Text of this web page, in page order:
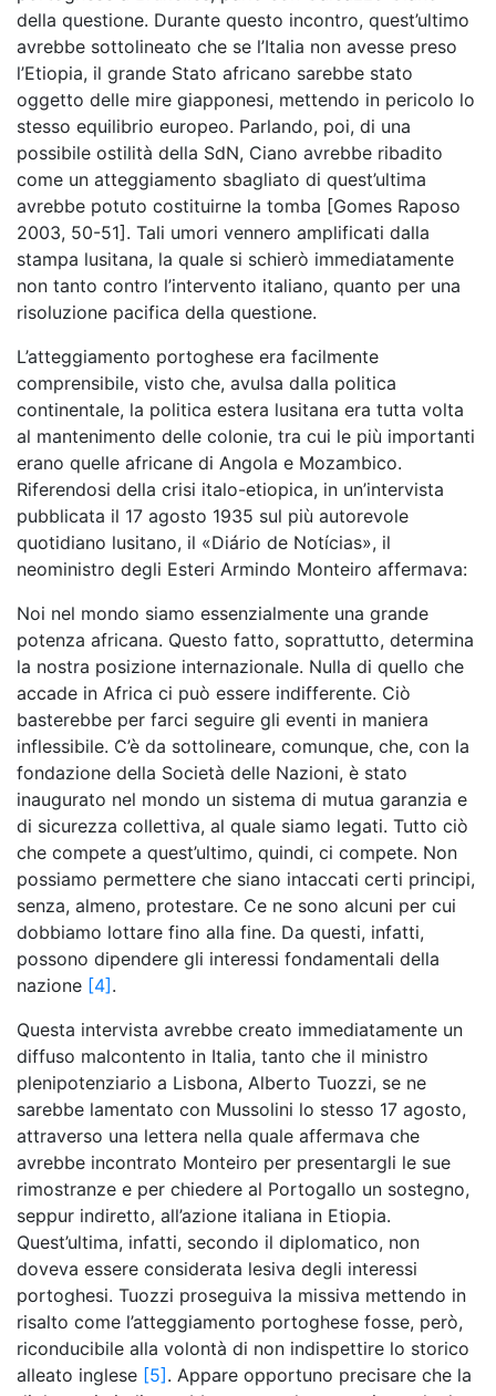
della questione. Durante questo incontro, quest’ultimo
avrebbe sottolineato che se l’Italia non avesse preso
l’Etiopia, il grande Stato africano sarebbe stato
oggetto delle mire giapponesi, mettendo in pericolo lo
stesso equilibrio europeo. Parlando, poi, di una
possibile ostilità della SdN, Ciano avrebbe ribadito
come un atteggiamento sbagliato di quest’ultima
avrebbe potuto costituirne la tomba [Gomes Raposo
2003, 50-51]. Tali umori vennero amplificati dalla
stampa lusitana, la quale si schierò immediatamente
non tanto contro l’intervento italiano, quanto per una
risoluzione pacifica della questione.
L’atteggiamento portoghese era facilmente
comprensibile, visto che, avulsa dalla politica
continentale, la politica estera lusitana era tutta volta
al mantenimento delle colonie, tra cui le più importanti
erano quelle africane di Angola e Mozambico.
Riferendosi della crisi italo-etiopica, in un’intervista
pubblicata il 17 agosto 1935 sul più autorevole
quotidiano lusitano, il «Diário de Notícias», il
neoministro degli Esteri Armindo Monteiro affermava:
Noi nel mondo siamo essenzialmente una grande
potenza africana. Questo fatto, soprattutto, determina
la nostra posizione internazionale. Nulla di quello che
accade in Africa ci può essere indifferente. Ciò
basterebbe per farci seguire gli eventi in maniera
inflessibile. C’è da sottolineare, comunque, che, con la
fondazione della Società delle Nazioni, è stato
inaugurato nel mondo un sistema di mutua garanzia e
di sicurezza collettiva, al quale siamo legati. Tutto ciò
che compete a quest’ultimo, quindi, ci compete. Non
possiamo permettere che siano intaccati certi principi,
senza, almeno, protestare. Ce ne sono alcuni per cui
dobbiamo lottare fino alla fine. Da questi, infatti,
possono dipendere gli interessi fondamentali della
nazione [4] .
Questa intervista avrebbe creato immediatamente un
diffuso malcontento in Italia, tanto che il ministro
plenipotenziario a Lisbona, Alberto Tuozzi, se ne
sarebbe lamentato con Mussolini lo stesso 17 agosto,
attraverso una lettera nella quale affermava che
avrebbe incontrato Monteiro per presentargli le sue
rimostranze e per chiedere al Portogallo un sostegno,
seppur indiretto, all’azione italiana in Etiopia.
Quest’ultima, infatti, secondo il diplomatico, non
doveva essere considerata lesiva degli interessi
portoghesi. Tuozzi proseguiva la missiva mettendo in
risalto come l’atteggiamento portoghese fosse, però,
riconducibile alla volontà di non indispettire lo storico
alleato inglese [5] . Appare opportuno precisare che la